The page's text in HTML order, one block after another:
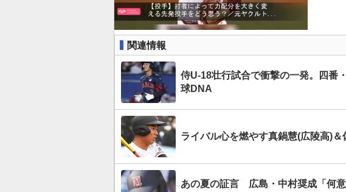
関連情報
侍U-18壮行試合で衝撃の一発。四番
球DNA
ライバル心を燃やす真鍋慧(広陵高)
あの夏の証言 広島・中村奨成「何